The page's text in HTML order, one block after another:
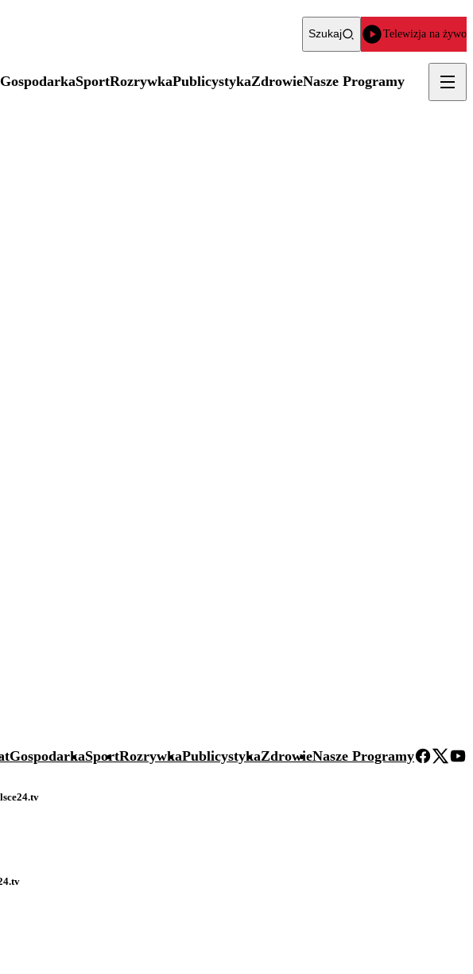
Szukaj Telewizja na żywo
GospodarkaSportRozrywkaPublicystykaZdrowieNasze Programy
GospodarkaSportRozrywkaPublicystykaZdrowieNasze Programy